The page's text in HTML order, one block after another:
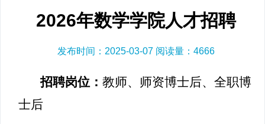
2026年数学学院人才招聘
发布时间：2025-03-07 阅读量： 4666
招聘岗位：教师、师资博士后、全职博
士后